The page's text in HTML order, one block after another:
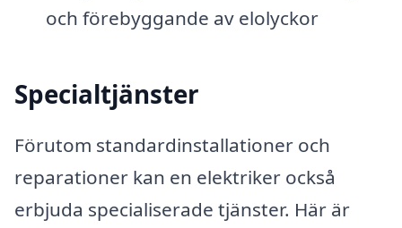
och förebyggande av elolyckor
Specialtjänster
Förutom standardinstallationer och
reparationer kan en elektriker också
erbjuda specialiserade tjänster. Här är